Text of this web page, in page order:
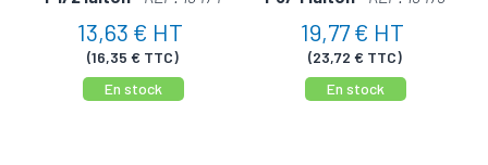
13,63 € HT
(16,35 € TTC)
En stock
19,77 € HT
(23,72 € TTC)
En stock